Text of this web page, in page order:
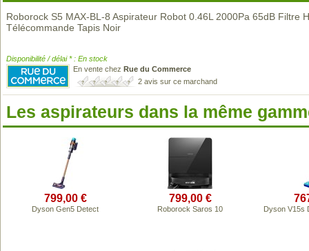
Roborock S5 MAX-BL-8 Aspirateur Robot 0.46L 2000Pa 65dB Filtre
Télécommande Tapis Noir
Disponibilité / délai * : En stock
En vente chez Rue du Commerce
2 avis sur ce marchand
Les aspirateurs dans la même
799,00 €
Dyson Gen5 Detect
799,00 €
Roborock Saros 10 Dyson V15s